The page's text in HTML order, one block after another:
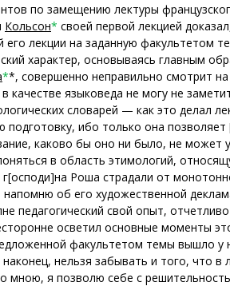
по замещению лектуры
Кольсон* своей первой лекцией
его лекции на заданную факультетом
характер, основываясь главным
**, совершенно неправильно смотрит
в качестве языковеда не могу не
словарей — как это делал
подготовку, ибо только она
каково бы оно ни было, не может
в область этимологий,
Роша страдали от
об его художественной
педагогический свой опыт,
осветил основные моменты
факультетом темы вышло у
нельзя забывать и того, что
мною, я позволю себе с